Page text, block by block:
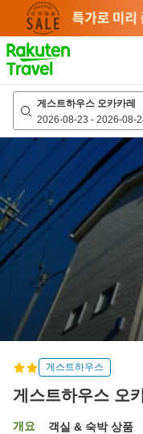
page
게스트하우스 오카카레
2026-08-23 - 2026-08-
게스트하우스
게스트하우스 오
개요 객실 & 숙박 상품